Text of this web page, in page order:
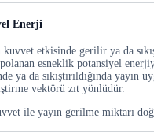
Enerji
etkisinde gerilir ya da
esneklik potansiyel
ya da sıkıştırıldığında yayın
vektörü zıt yönlüdür.
ile yayın gerilme miktarı